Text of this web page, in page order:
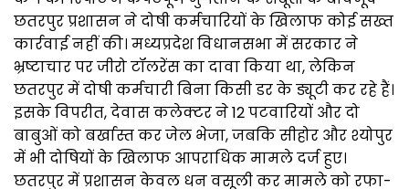
छतरपुर प्रशासन ने दोषी कर्मचारियों के खिलाफ कोई सख्त
कार्रवाई नहीं की। मध्यप्रदेश विधानसभा में सरकार ने
भ्रष्टाचार पर जीरो टॉलरेंस का दावा किया था, लेकिन
छतरपुर में दोषी कर्मचारी बिना किसी डर के ड्यूटी कर रहे हैं।
इसके विपरीत, देवास कलेक्टर ने 12 पटवारियों और दो
बाबुओं को बर्खास्त कर जेल भेजा, जबकि सीहोर और श्योपुर
में भी दोषियों के खिलाफ आपराधिक मामले दर्ज हुए।
छतरपुर में प्रशासन केवल धन वसूली कर मामले को रफा-